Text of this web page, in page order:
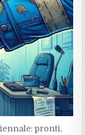
pronti,